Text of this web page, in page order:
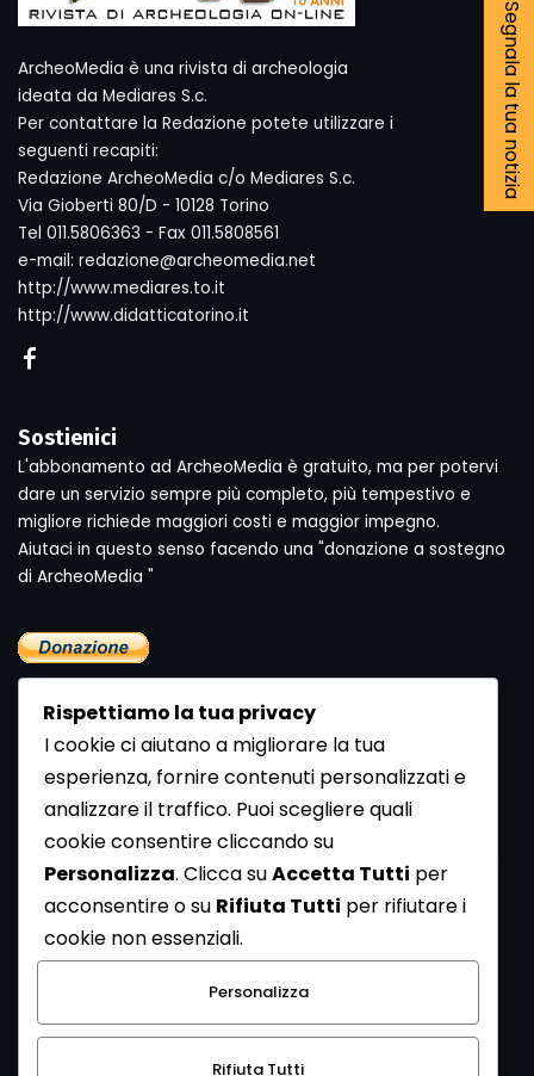
Segnala la tua notizia
ArcheoMedia è una rivista di archeologia
ideata da Mediares S.c.
Per contattare la Redazione potete utilizzare i
seguenti recapiti:
Redazione ArcheoMedia c/o Mediares S.c.
Via Gioberti 80/D - 10128 Torino
Tel 011.5806363 - Fax 011.5808561
e-mail: redazione@archeomedia.net
http://www.mediares.to.it
http://www.didatticatorino.it
Sostienici
L'abbonamento ad ArcheoMedia è gratuito, ma per potervi
dare un servizio sempre più completo, più tempestivo e
migliore richiede maggiori costi e maggior impegno.
Aiutaci in questo senso facendo una "donazione a sostegno
di ArcheoMedia "
Newsletter
Se vuoi ricevere la Rivista gratuita di archeologia realizzata
dalla Redazione di ArcheoMedia iscriviti alla nostra
Newsletter [Clicca Qui]
Con l'invio del messaggio l'utente dichiara di aver letto
l’informativa sulla privacy e di acconsentire al trattamento
dei propri dati personali.
Rispettiamo la tua privacy
I cookie ci aiutano a migliorare la tua
esperienza, fornire contenuti personalizzati e
analizzare il traffico. Puoi scegliere quali
cookie consentire cliccando su
Personalizza. Clicca suAccetta Tutti per
acconsentire o su Rifiuta Tutti per rifiutare i
cookie non essenziali.
Personalizza
Rifiuta Tutti